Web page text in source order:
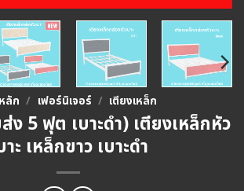
ลัก / เฟอร์นิเจอร์ / เตียงเหล็ก
ง 5 ฟุต เบาะดำ) เตียงเหล็กหัว
าะ เหล็กขาว เบาะดำ